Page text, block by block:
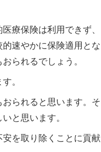
療保険は利用できず、
速やかに保険適用とな
られるでしょう。
。
られると思います。そ
と思います。
を取り除くことに貢献